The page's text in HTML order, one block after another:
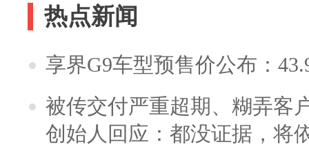
热点新闻
享界G9车型预售价公布：
被传交付严重超期、糊弄客
创始人回应：都没证据，将